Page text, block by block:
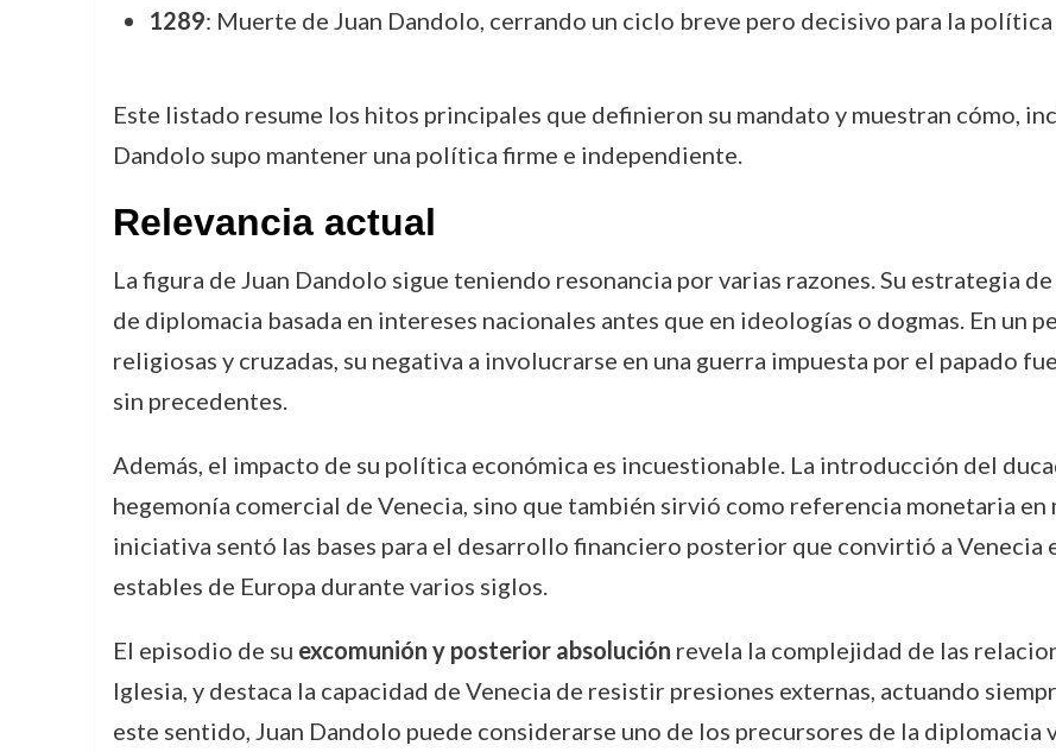
1289: Muerte de Juan Dandolo, cerrando un ciclo breve pero decisivo para la política
Este listado resume los hitos principales que definieron su mandato y muestran cómo,
Dandolo supo mantener una política firme e independiente.
Relevancia actual
La figura de Juan Dandolo sigue teniendo resonancia por varias razones. Su estrategia
de diplomacia basada en intereses nacionales antes que en ideologías o dogmas. En un
religiosas y cruzadas, su negativa a involucrarse en una guerra impuesta por el papado
sin precedentes.
Además, el impacto de su política económica es incuestionable. La introducción del
hegemonía comercial de Venecia, sino que también sirvió como referencia monetaria
iniciativa sentó las bases para el desarrollo financiero posterior que convirtió a Venecia
estables de Europa durante varios siglos.
El episodio de su excomunión y posterior absolución revela la complejidad de las
Iglesia, y destaca la capacidad de Venecia de resistir presiones externas, actuando
este sentido, Juan Dandolo puede considerarse uno de los precursores de la